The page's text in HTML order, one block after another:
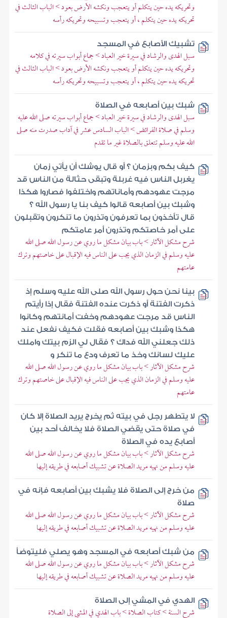
وتحريكه يده حين يتكلم أو يتعجب ونكشه الأرض بعود > الباب الثالث في
تحريكه يده حين يتكلم ، أو يتعجب وتسبيحه وتحريكه رأسه
تشبيك الأصابع في المسجد
سبل الهدى والرشاد في سيرة خير العباد > جماع أبواب سيرته في كلامه
وتحريكه يده حين يتكلم أو يتعجب ونكشه الأرض بعود > الباب الثالث في
تحريكه يده حين يتكلم ، أو يتعجب وتسبيحه وتحريكه رأسه
شبك بين أصابعه في الصلاة
سبل الهدى والرشاد في سيرة خير العباد > جماع أبواب سيرته صلى الله عليه
وسلم في صلاة الفرائض > الباب السادس عشر في آداب صدرت منه صلى
الله عليه وسلم تتعلق بالصلاة غير ما تقدم
كيف بكم وبزمان ؟ أو قال يوشك أن يأتي زمان
يغربل الناس فيه غربلة وتبقى حثالة من الناس قد
مرجت عهودهم وأماناتهم واختلفوا فصاروا هكذا
وشبك بين أصابعه قالوا كيف بنا يا رسول الله ؟
قال تأخذون بما تعرفون وتذرون ما تنكرون وتقبلون
على أمر خاصتكم وتذرون أمر عامتكم
شرح مشكل الآثار > باب بيان مشكل ما روي عن رسول الله صلى الله
عليه وسلم في الزمان الذي يجب على الناس فيه الإقبال على خاصتهم وترك
عامتهم
بينا نحن حول رسول الله صلى الله عليه وسلم إذ
ذكرت الفتنة أو ذكرت عنده الفتنة فقال إذا رأيتم
الناس قد مرجت عهودهم وخفت أمانتهم وكانوا
هكذا وشبك بين أصابعه فقلت فكيف نفعل عند
ذلك جعلني الله فداك ؟ فقال لي الزم بيتك واملك
عليك لسانك وخذ ما تعرف ودع ما تنكر و
شرح مشكل الآثار > باب بيان مشكل ما روي عن رسول الله صلى الله
عليه وسلم في الزمان الذي يجب على الناس فيه الإقبال على خاصتهم وترك
عامتهم
لا يتطهر رجل في بيته ثم يخرج يريد الصلاة إلا كان
في صلاة حتى يقضي الصلاة فلا يخالف أحد بين
أصابع يده في الصلاة
شرح مشكل الآثار > باب بيان مشكل ما روي عن رسول الله صلى الله
عليه وسلم من نهيه مريد الصلاة عن تشبيك أصابعه في طريقه إليها
من خرج إلى الصلاة فلا يشبك بين أصابعه فإنه في
صلاة
شرح مشكل الآثار > باب بيان مشكل ما روي عن رسول الله صلى الله
عليه وسلم من نهيه مريد الصلاة عن تشبيك أصابعه في طريقه إليها
من شبك أصابعه في المسجد وهو يصلي فليتوضأ
شرح مشكل الآثار > باب بيان مشكل ما روي عن رسول الله صلى الله
عليه وسلم من نهيه مريد الصلاة عن تشبيك أصابعه في طريقه إليها
الهدي في المشي إلى الصلاة
شرح السنة > كتاب الصلاة > باب الهدي في المشي إلى الصلاة